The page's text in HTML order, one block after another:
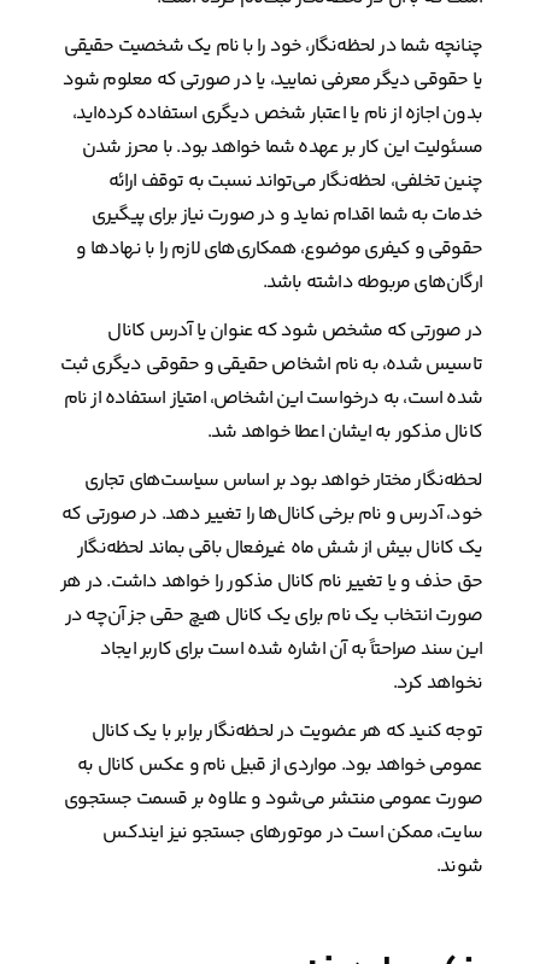
چنانچه شما در لحظه‌نگار، خود را با نام یک شخصیت حقیقی
یا حقوقی دیگر معرفی نمایید، یا در صورتی که معلوم شود
بدون اجازه از نام یا اعتبار شخص دیگری استفاده کرده‌اید،
مسئولیت این کار بر عهده شما خواهد بود. با محرز شدن
چنین تخلفی، لحظه‌نگار می‌تواند نسبت به توقف ارائه
خدمات به شما اقدام نماید و در صورت نیاز برای پیگیری
حقوقی و کیفری موضوع، همکاری‌های لازم را با نهادها و
ارگان‌های مربوطه داشته باشد.
در صورتی که مشخص شود که عنوان یا آدرس کانال
تاسیس شده، به نام اشخاص حقیقی و حقوقی دیگری ثبت
شده است، به درخواست این اشخاص، امتیاز استفاده از نام
کانال مذکور به ایشان اعطا خواهد شد.
لحظه‌نگار مختار خواهد بود بر اساس سیاست‌های تجاری
خود، آدرس و نام برخی کانال‌ها را تغییر دهد. در صورتی که
یک کانال بیش از شش ماه غیرفعال باقی بماند لحظه‌نگار
حق حذف و یا تغییر نام کانال مذکور را خواهد داشت. در هر
صورت انتخاب یک نام برای یک کانال هیچ حقی جز آن‌چه در
این سند صراحتاً به آن اشاره شده است برای کاربر ایجاد
نخواهد کرد.
توجه کنید که هر عضویت در لحظه‌نگار برابر با یک کانال
عمومی خواهد بود. مواردی از قبیل نام و عکس کانال به
صورت عمومی منتشر می‌شود و علاوه بر قسمت جستجوی
سایت، ممکن است در موتورهای جستجو نیز ایندکس
شوند.